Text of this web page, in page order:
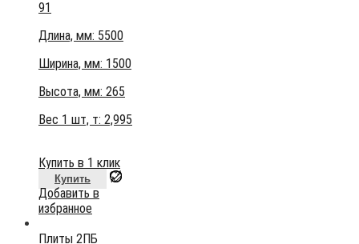
91
Длина, мм: 5500
Ширина, мм: 1500
Высота, мм: 265
Вес 1 шт, т: 2,995
Купить в 1 клик
Купить
Добавить в
избранное
Плиты 2ПБ